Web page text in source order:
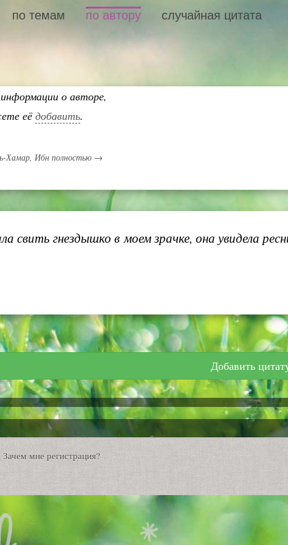
по темам по автору случайная цитата
о авторе,
её добавить.
Хамар, Ибн полностью →
свить гнездышко в моем зрачке, она увидела
Добавить
Зачем мне регистрация?